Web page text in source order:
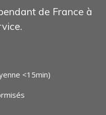
de France à
<15min)